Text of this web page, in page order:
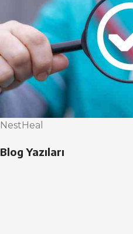
NestHeal
Blog Yazıları